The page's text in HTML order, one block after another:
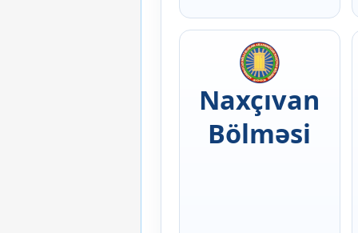
Naxçıvan
Bölməsi